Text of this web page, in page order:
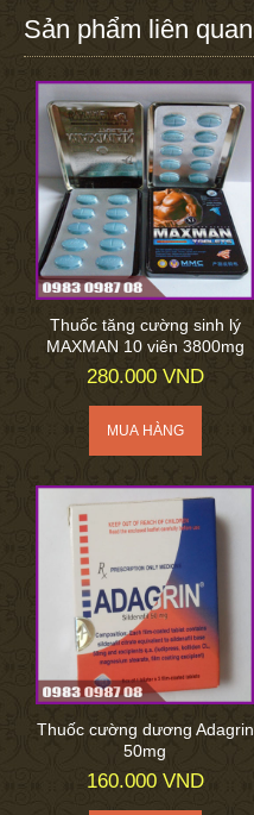
Sản phẩm liên quan
Thuốc tăng cường sinh lý
MAXMAN 10 viên 3800mg
280.000 VND
Thuốc cường dương Adagrin
50mg
160.000 VND